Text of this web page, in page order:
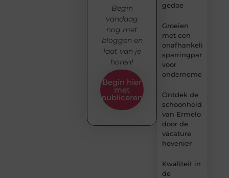
gedoe
Groeien
met een
onafhankelijke
sparringpartner
voor
ondernemers
Ontdek de
schoonheid
van Ermelo
door de
vacature
hovenier
Kwaliteit in
de
Begin
vandaag
nog met
bloggen en
laat van je
horen!
Begin hier
met
publiceren